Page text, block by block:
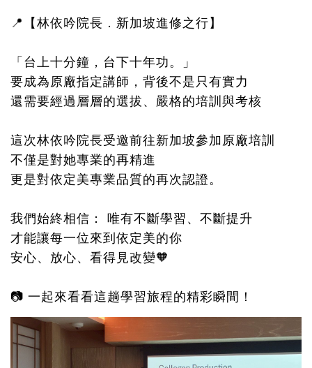
📍【林依吟院長．新加坡進修之行】
「台上十分鐘，台下十年功。」
要成為原廠指定講師，背後不是只有實力
還需要經過層層的選拔、嚴格的培訓與考核
這次林依吟院長受邀前往新加坡參加原廠培訓
不僅是對她專業的再精進
更是對依定美專業品質的再次認證。
我們始終相信： 唯有不斷學習、不斷提升
才能讓每一位來到依定美的你
安心、放心、看得見改變🧡
📷 一起來看看這趟學習旅程的精彩瞬間！